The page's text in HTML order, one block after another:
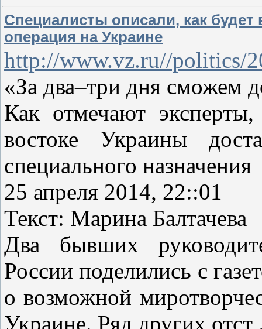
Специалисты описали, как
операция на Украине
http://www.vz.ru//politics/
«За два–три дня сможем
Как отмечают
востоке Украины
специального
25 апреля 2014, 22::01
Текст: Марина
Два бывших
России поделились с
о возможной
Украине. Ряд других отст